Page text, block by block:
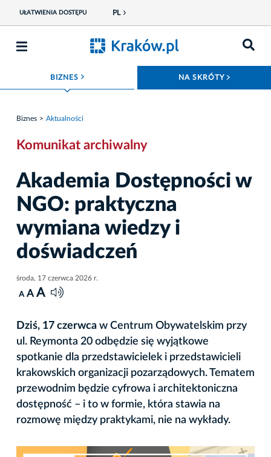
UŁATWIENIA DOSTĘPU PL
BIZNES ROZWIŃ MENU NA SKRÓTY
Biznes Aktualności
Komunikat archiwalny
Akademia Dostępności w
NGO: praktyczna
wymiana wiedzy i
doświadczeń
środa, 17 czerwca 2026 r.
A A A
Dziś, 17 czerwca w Centrum Obywatelskim przy
ul. Reymonta 20 odbędzie się wyjątkowe
spotkanie dla przedstawicielek i przedstawicieli
krakowskich organizacji pozarządowych. Tematem
przewodnim będzie cyfrowa i architektoniczna
dostępność – i to w formie, która stawia na
rozmowę między praktykami, nie na wykłady.